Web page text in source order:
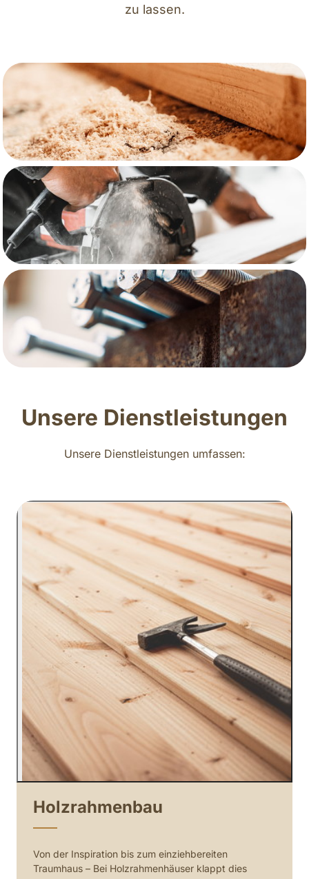
zu lassen.
Unsere Dienstleistungen
Unsere Dienstleistungen umfassen:
Holzrahmenbau
Von der Inspiration bis zum einziehbereiten
Traumhaus – Bei Holzrahmenhäuser klappt dies